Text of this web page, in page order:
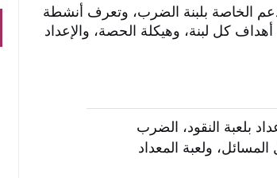
الخاصة بلبنة الضرب، وتعرف أنشطة
كل لبنة، وهيكلة الحصة، والإعداد
بلعبة النقود، الضرب
ولعبة المعداد